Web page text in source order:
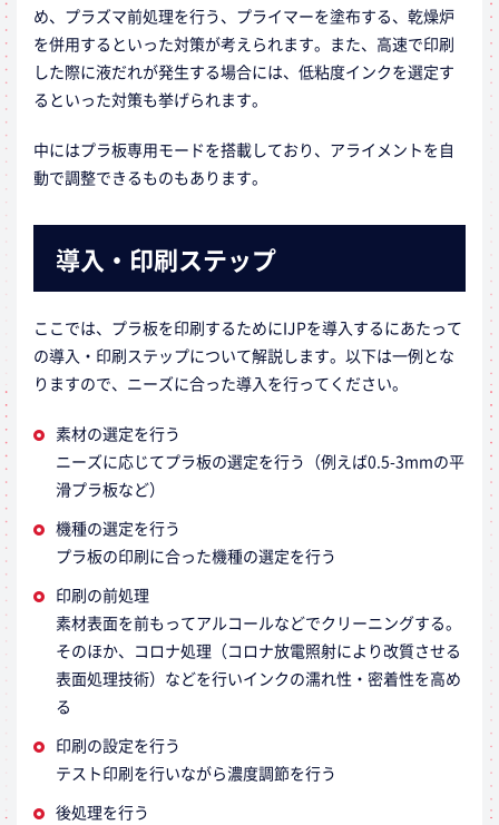
め、プラズマ前処理を行う、プライマーを塗布する、乾燥炉
を併用するといった対策が考えられます。また、高速で印刷
した際に液だれが発生する場合には、低粘度インクを選定す
るといった対策も挙げられます。
中にはプラ板専用モードを搭載しており、アライメントを自
動で調整できるものもあります。
導入・印刷ステップ
ここでは、プラ板を印刷するためにIJPを導入するにあたって
の導入・印刷ステップについて解説します。以下は一例とな
りますので、ニーズに合った導入を行ってください。
素材の選定を行う
ニーズに応じてプラ板の選定を行う（例えば0.5-3mmの平
滑プラ板など）
機種の選定を行う
プラ板の印刷に合った機種の選定を行う
印刷の前処理
素材表面を前もってアルコールなどでクリーニングする。
そのほか、コロナ処理（コロナ放電照射により改質させる
表面処理技術）などを行いインクの濡れ性・密着性を高め
る
印刷の設定を行う
テスト印刷を行いながら濃度調節を行う
後処理を行う